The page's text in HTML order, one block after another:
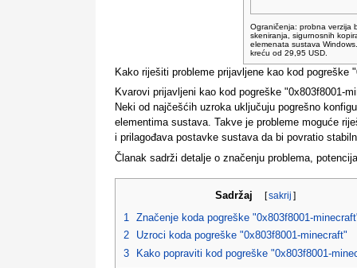
Kako riješiti probleme prijavljene kao kod pogreške
Kvarovi prijavljeni kao kod pogreške "0x803f8001-
Neki od najčešćih uzroka uključuju pogrešno
elementima sustava. Takve je probleme moguće
i prilagođava postavke sustava da bi povratio
Članak sadrži detalje o značenju problema,
Sadržaj [ sakrij ]
1 Značenje koda pogreške "0x803f8001-
2
Uzroci koda pogreške "0x803f8001-minecraft"
3
Kako popraviti kod pogreške "0x803f8001-
Ograničenja: probna verzija
skeniranja, sigurnosnih
elemenata sustava
kreću od 29,95 USD.